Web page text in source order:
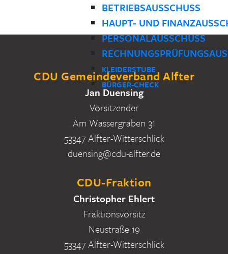
BETRIEBSAUSSCHUSS
HAUPT- UND
PERSONALAUSSCHUSS
KLEIDERSTUBE
BÜRGER-CHECK
CDU Gemeindeverband Alfter
Jan Duensing
Vorsitzender
Am Wassergraben 31
53347 Alfter-Witterschlick
duensing@cdu-alfter.de
CDU-Fraktion
Christopher Ehlert
Fraktionsvorsitz
Neustraße 19
53347 Alfter-Witterschlick